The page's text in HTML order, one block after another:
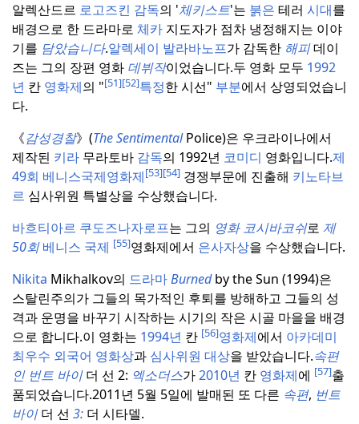
알렉산드르 로고즈킨 감독의 '체키스트'는 붉은 테러 시대를
배경으로 한 드라마로 체카 지도자가 점차 냉정해지는 이야
기를 담았습니다.알렉세이 발라바노프가 감독한 해피데이
즈는 그의 장편 영화 데뷔작이었습니다.두 영화 모두 1992
년 칸 영화제의 "[51][52]특정한 시선" 부분에서 상영되었습니
다.
《감성경찰》(The SentimentalPolice)은 우크라이나에서
제작된 키라 무라토바 감독의 1992년 코미디 영화입니다.제
49회 베니스국제영화제[53][54] 경쟁부문에 진출해 키노타브
르 심사위원 특별상을 수상했습니다.
바흐티아르 쿠도즈나자로프는 그의 영화 코시바코쉬로 제
50회 베니스 국제 [55]영화제에서 은사자상을 수상했습니다.
Nikita Mikhalkov의 드라마Burnedby the Sun (1994)은
스탈린주의가 그들의 목가적인 후퇴를 방해하고 그들의 성
격과 운명을 바꾸기 시작하는 시기의 작은 시골 마을을 배경
으로 합니다.이 영화는 1994년 칸 [56]영화제에서 아카데미
최우수 외국어 영화상과 심사위원 대상을 받았습니다.속편
인 번트 바이더 선 2: 엑소더스가2010년 칸 영화제에 [57]출
품되었습니다.2011년 5월 5일에 발매된 또 다른 속편, 번트
바이더 선 3: 더 시타델.